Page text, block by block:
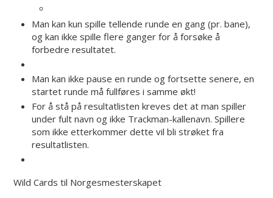
Man kan kun spille tellende runde en gang (pr. bane),
og kan ikke spille flere ganger for å forsøke å
forbedre resultatet.
Man kan ikke pause en runde og fortsette senere, en
startet runde må fullføres i samme økt!
For å stå på resultatlisten kreves det at man spiller
under fult navn og ikke Trackman-kallenavn. Spillere
som ikke etterkommer dette vil bli strøket fra
resultatlisten.
Wild Cards til Norgesmesterskapet